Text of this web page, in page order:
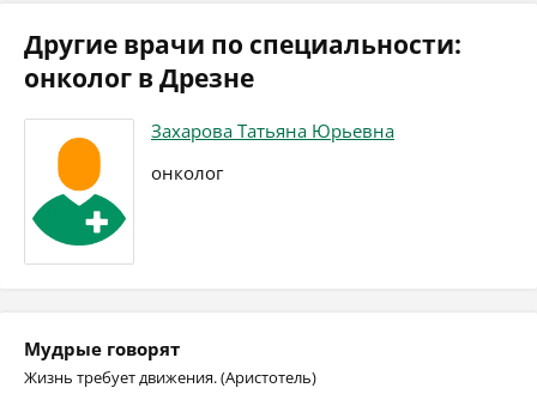
Другие врачи по специальности:
онколог в Дрезне
Захарова Татьяна Юрьевна
онколог
Мудрые говорят
Жизнь требует движения. (Аристотель)